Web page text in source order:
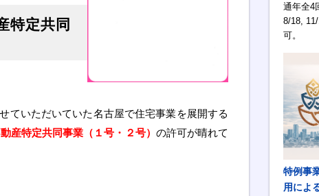
特定共同
ていただいていた名古屋で住宅事業を展開する
産特定共同事業（１号・２号） の許可が晴れて
通年全4
8/18,
可。
特例事
用によ